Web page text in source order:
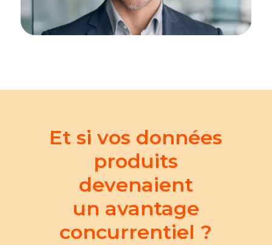
Et si vos données
produits
devenaient
un avantage
concurrentiel ?